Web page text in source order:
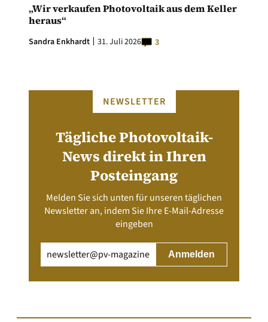
„Wir verkaufen Photovoltaik aus dem Keller
heraus“
Sandra Enkhardt 31. Juli 2026 3
NEWSLETTER
Tägliche Photovoltaik-
News direkt in Ihren
Posteingang
Melden Sie sich unten für unseren täglichen
Newsletter an, indem Sie Ihre E-Mail-Adresse
eingeben
(erforderlich)